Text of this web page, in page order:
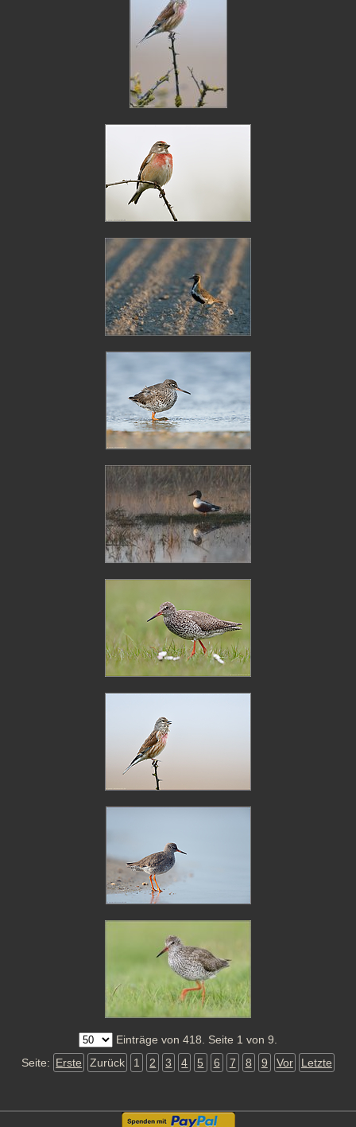
Einträge von 418. Seite 1 von 9.
Seite: Erste Zurück 1 2 3 4 5 6 7 8 9 Vor Letzte